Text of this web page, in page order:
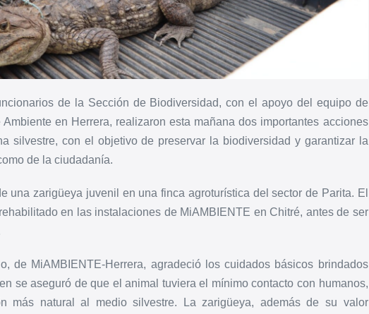
de la Sección de Biodiversidad, con el apoyo del equipo de
en Herrera, realizaron esta mañana dos importantes acciones
silvestre, con el objetivo de preservar la biodiversidad y garantizar la
de la ciudadanía.
una zarigüeya juvenil en una finca agroturística del sector de Parita. El
en las instalaciones de MiAMBIENTE en Chitré, antes de ser
de MiAMBIENTE-Herrera, agradeció los cuidados básicos brindados
se aseguró de que el animal tuviera el mínimo contacto con humanos,
más natural al medio silvestre. La zarigüeya, además de su valor